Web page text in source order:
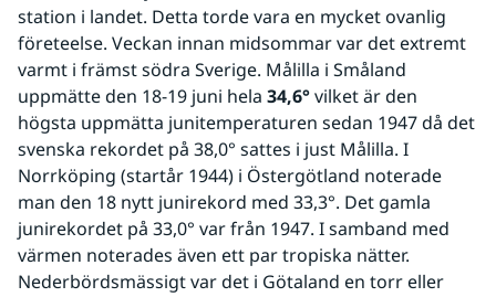
station i landet. Detta torde vara en mycket ovanlig
företeelse. Veckan innan midsommar var det extremt
varmt i främst södra Sverige. Målilla i Småland
uppmätte den 18-19 juni hela 34,6° vilket är den
högsta uppmätta junitemperaturen sedan 1947 då det
svenska rekordet på 38,0° sattes i just Målilla. I
Norrköping (startår 1944) i Östergötland noterade
man den 18 nytt junirekord med 33,3°. Det gamla
junirekordet på 33,0° var från 1947. I samband med
värmen noterades även ett par tropiska nätter.
Nederbördsmässigt var det i Götaland en torr eller